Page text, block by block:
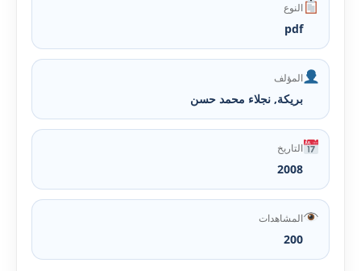
النوع
pdf
المؤلف
بريكة, نجلاء محمد حسن
التاريخ
2008
المشاهدات
200